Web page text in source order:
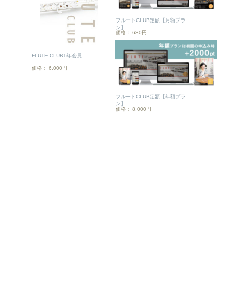
FLUTE CLUB1年会員
価格： 6,000円
フルートCLUB定額【月額プラ
ン】
価格： 680円
フルートCLUB定額【年額プラ
ン】
価格： 8,000円